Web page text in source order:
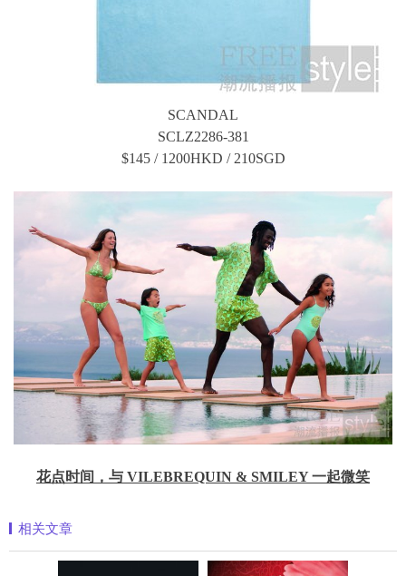
SCANDAL
SCLZ2286-381
$145 / 1200HKD / 210SGD
花点时间，与 VILEBREQUIN & SMILEY 一起微笑
相关文章